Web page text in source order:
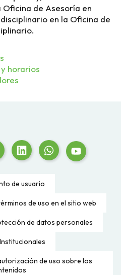
de Asesoría en
en la Oficina de
horarios
de usuario
de uso en el sitio web
de datos personales
de uso sobre los